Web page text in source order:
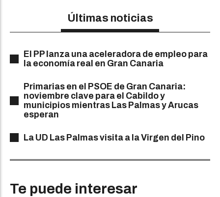
Últimas noticias
El PP lanza una aceleradora de empleo para
la economía real en Gran Canaria
Primarias en el PSOE de Gran Canaria:
noviembre clave para el Cabildo y
municipios mientras Las Palmas y Arucas
esperan
La UD Las Palmas visita a la Virgen del Pino
Te puede interesar